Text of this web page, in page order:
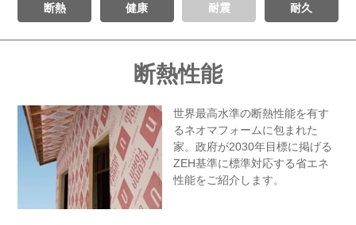
断熱 健康 耐震 耐久
断熱性能
世界最高水準の断熱性能を有す
るネオマフォームに包まれた
家。 政府が2030年目標に掲げる
ZEH基準に標準対応する省エネ
性能をご紹介します。